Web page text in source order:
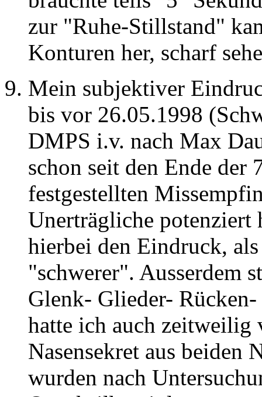
zur "Ruhe-Stillstand"
Konturen her, scharf
Mein subjektiver
bis vor 26.05.1998
DMPS i.v. nach Max
schon seit den Ende der
festgestellten
Unerträgliche
hierbei den Eindruck,
"schwerer". Ausserdem
Glenk- Glieder-
hatte ich auch zeitweilig
Nasensekret aus beiden
wurden nach